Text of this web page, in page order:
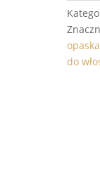
włosów
-
do